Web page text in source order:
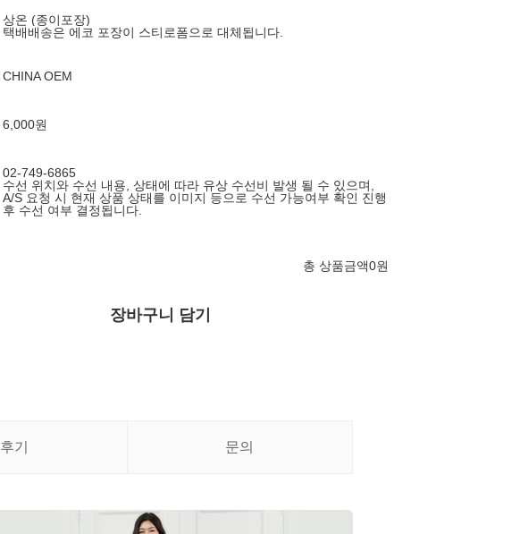
상온 (종이포장)
택배배송은 에코 포장이 스티로폼으로 대체됩니다.
CHINA OEM
6,000원
02-749-6865
수선 위치와 수선 내용, 상태에 따라 유상 수선비 발생 될 수 있으며,
A/S 요청 시 현재 상품 상태를 이미지 등으로 수선 가능여부 확인 진행
후 수선 여부 결정됩니다.
총 상품금액0원
장바구니 담기
후기 문의